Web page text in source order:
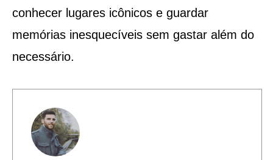
conhecer lugares icônicos e guardar
memórias inesquecíveis sem gastar além do
necessário.